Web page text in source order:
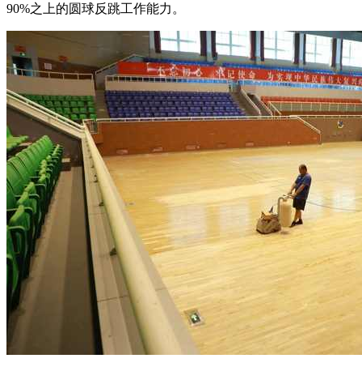
90%之上的圆球反跳工作能力。